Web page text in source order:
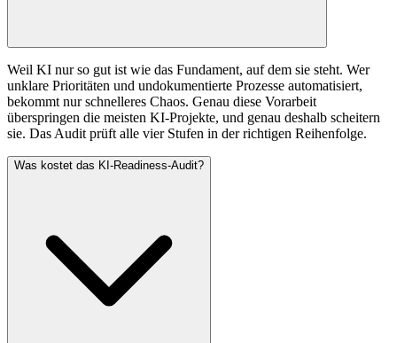
Weil KI nur so gut ist wie das Fundament, auf dem sie steht. Wer
unklare Prioritäten und undokumentierte Prozesse automatisiert,
bekommt nur schnelleres Chaos. Genau diese Vorarbeit
überspringen die meisten KI-Projekte, und genau deshalb scheitern
sie. Das Audit prüft alle vier Stufen in der richtigen Reihenfolge.
Was kostet das KI-Readiness-Audit?